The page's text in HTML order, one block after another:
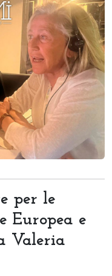
per le
Europea e
Valeria